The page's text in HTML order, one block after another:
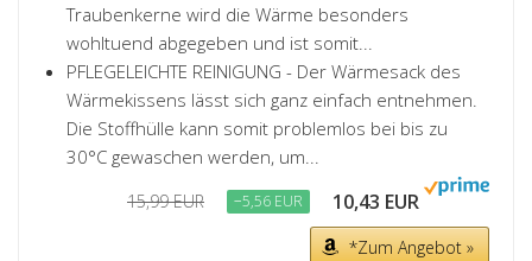
Traubenkerne wird die Wärme besonders
wohltuend abgegeben und ist somit...
PFLEGELEICHTE REINIGUNG - Der Wärmesack des
Wärmekissens lässt sich ganz einfach entnehmen.
Die Stoffhülle kann somit problemlos bei bis zu
30°C gewaschen werden, um...
15,99 EUR −5,56 EUR 10,43 EUR
*Zum Angebot »